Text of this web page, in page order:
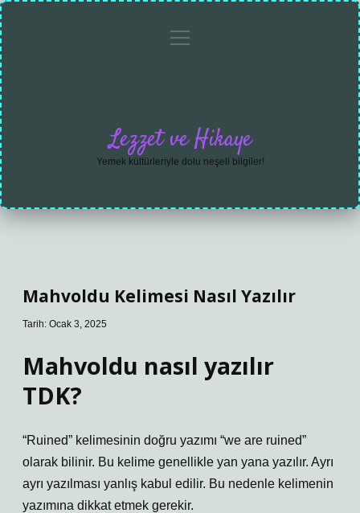
Gizlilikmenüyü
Lezzet ve Hikaye
Yemek kültürleriyle dolu neşeli bilgiler!
Mahvoldu Kelimesi Nasıl Yazılır
Tarih: Ocak 3, 2025
Mahvoldu nasıl yazılır
TDK?
“Ruined” kelimesinin doğru yazımı “we are ruined”
olarak bilinir. Bu kelime genellikle yan yana yazılır. Ayrı
ayrı yazılması yanlış kabul edilir. Bu nedenle kelimenin
yazımına dikkat etmek gerekir.